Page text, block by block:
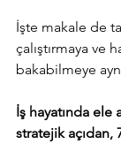
İşte makale de
çalıştırmaya ve
bakabilmeye
İş hayatında ele
stratejik açıdan,